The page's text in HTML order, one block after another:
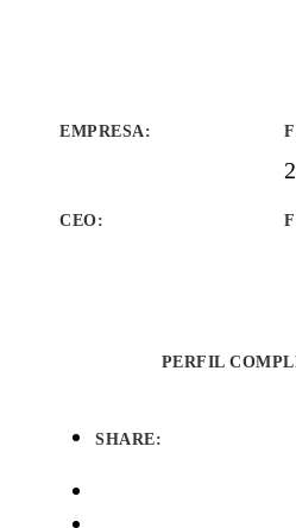
EMPRESA:
CEO:
PERFIL
SHARE: